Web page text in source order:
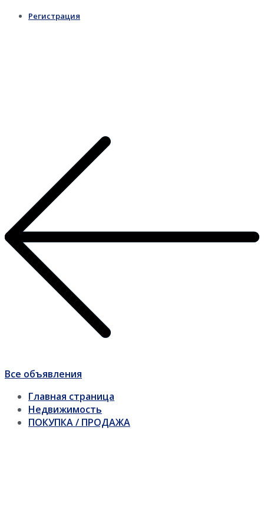
Регистрация
Все объявления
Главная страница
Недвижимость
ПОКУПКА / ПРОДАЖА